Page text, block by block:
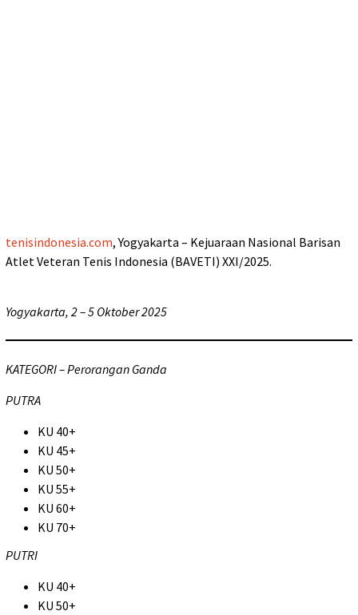
tenisindonesia.com, Yogyakarta – Kejuaraan Nasional Barisan
Atlet Veteran Tenis Indonesia (BAVETI) XXI/2025.
Yogyakarta, 2 – 5 Oktober 2025
KATEGORI – Perorangan Ganda
PUTRA
KU 40+
KU 45+
KU 50+
KU 55+
KU 60+
KU 70+
PUTRI
KU 40+
KU 50+